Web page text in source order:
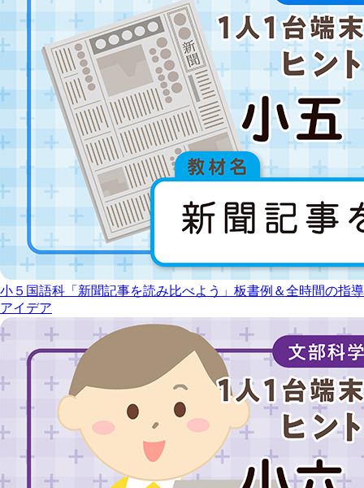
小５国語科「新聞記事を読み比べよう」板書例＆全時間の指導
アイデア